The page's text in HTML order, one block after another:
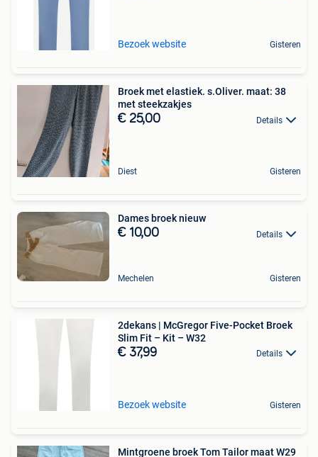
Bezoek website Gisteren
Broek met elastiek. s.Oliver. maat: 38
met steekzakjes
€ 25,00 Details
Diest Gisteren
Dames broek nieuw
€ 10,00 Details
Mechelen Gisteren
2dekans | McGregor Five-Pocket Broek
Slim Fit – Kit – W32
€ 37,99 Details
Bezoek website Gisteren
Mintgroene broek Tom Tailor maat W29